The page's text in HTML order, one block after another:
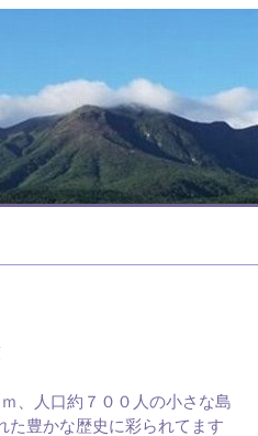
、人口約７００人の小さな島
た豊かな歴史に彩られてます